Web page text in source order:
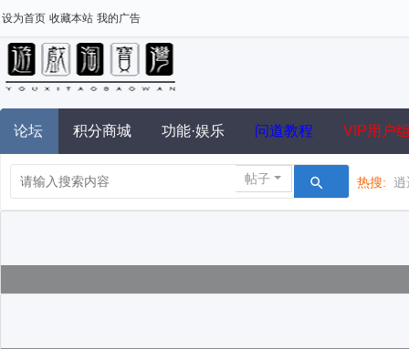
设为首页 收藏本站 我的广告
论坛 积分商城 功能·娱乐 问道教程 VIP用户
帖子 热搜: 逍